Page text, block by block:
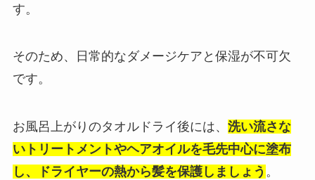
す。
そのため、日常的なダメージケアと保湿が不可欠
です。
お風呂上がりのタオルドライ後には、 洗い流さな
いトリートメントやヘアオイルを毛先中心に塗布
し、ドライヤーの熱から髪を保護しましょう 。